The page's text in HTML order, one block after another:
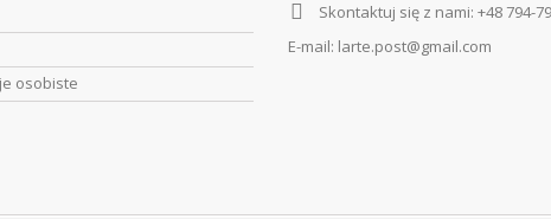
osobiste
Skontaktuj się z nami: +48 794-
E-mail: larte.post@gmail.com